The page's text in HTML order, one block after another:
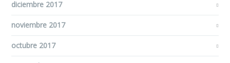
diciembre 2017
noviembre 2017
octubre 2017